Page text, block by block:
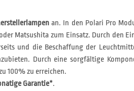
an. In den Polari Pro
Matsushita zum Einsatz. Durch den
und die Beschaffung der
Durch eine sorgfältige
100% zu erreichen.
Garantie*.